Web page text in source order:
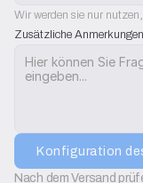
Wir werden sie nur
Zusätzliche
Konfiguration
Nach dem Versand